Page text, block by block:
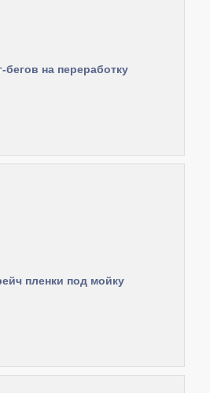
на переработку
пленки под мойку